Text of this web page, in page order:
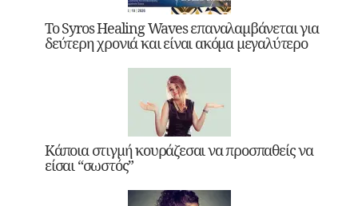
Το Syros Healing Waves επαναλαμβάνεται για
δεύτερη χρονιά και είναι ακόμα μεγαλύτερο
Κάποια στιγμή κουράζεσαι να προσπαθείς να
είσαι “σωστός”